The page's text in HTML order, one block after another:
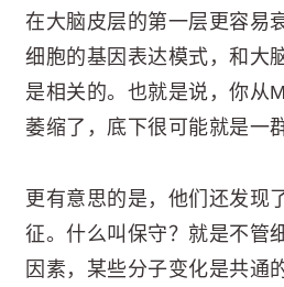
在大脑皮层的第一层更容易
细胞的基因表达模式，和大
是相关的。也就是说，你从
萎缩了，底下很可能就是一
更有意思的是，他们还发现
征。什么叫保守？就是不管
因素，某些分子变化是共通